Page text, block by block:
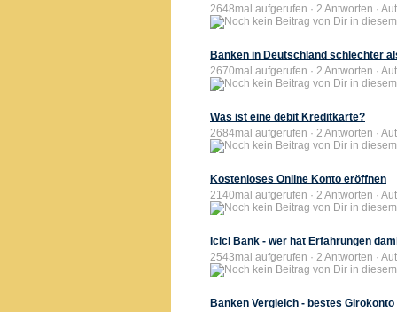
2648mal aufgerufen · 2 Antworten ·
Banken in Deutschland schlechter
2670mal aufgerufen · 2 Antworten ·
Was ist eine debit Kreditkarte?
2684mal aufgerufen · 2 Antworten ·
Kostenloses Online Konto eröffnen
2140mal aufgerufen · 2 Antworten ·
Icici Bank - wer hat Erfahrungen
2543mal aufgerufen · 2 Antworten ·
Banken Vergleich - bestes Girokonto